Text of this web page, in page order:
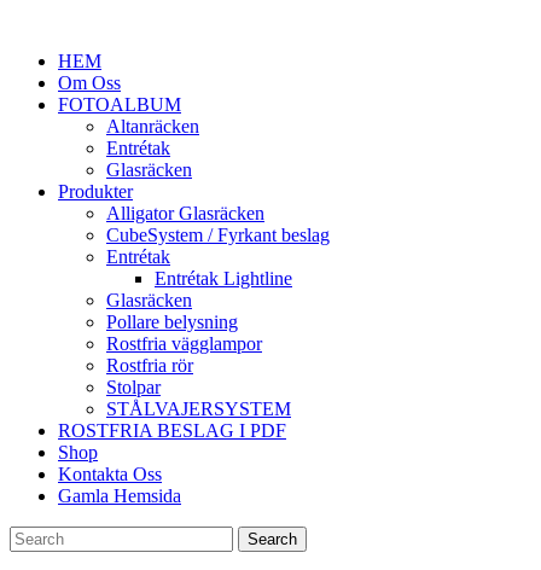
HEM
Om Oss
FOTOALBUM
Altanräcken
Entrétak
Glasräcken
Produkter
Alligator Glasräcken
CubeSystem / Fyrkant beslag
Entrétak
Entrétak Lightline
Glasräcken
Pollare belysning
Rostfria vägglampor
Rostfria rör
Stolpar
STÅLVAJERSYSTEM
ROSTFRIA BESLAG I PDF
Shop
Kontakta Oss
Gamla Hemsida